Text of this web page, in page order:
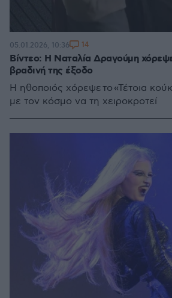
Βίντεο: Η Ναταλία Δραγούμη
βραδινή της έξοδο
Η ηθοποιός χόρεψε το «Τέτοια
με τον κόσμο να τη χειροκροτεί
05.01.2026, 10:36 14